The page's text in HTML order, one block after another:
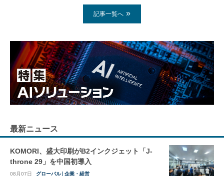
記事一覧へ
最新ニュース
KOMORI、盛大印刷がB2インクジェット「J-
throne 29」を中国初導入
08月07日 グローバル 企業・経営